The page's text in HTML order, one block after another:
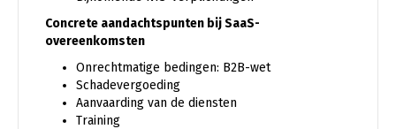
Concrete aandachtspunten bij SaaS-
overeenkomsten
Onrechtmatige bedingen: B2B-wet
Schadevergoeding
Aanvaarding van de diensten
Training